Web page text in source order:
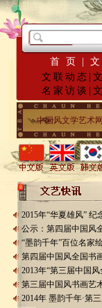
首页 |
文联动态 |
名家访谈
|
中国风文学艺术